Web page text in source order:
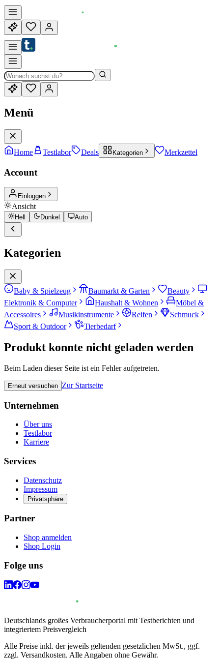
Menü
Home Testlabor Deals Kategorien Merkzettel
Account
Einloggen
Ansicht
Hell Dunkel Auto
Kategorien
Baby & Spielzeug Baumarkt & Garten
Beauty
Elektronik & Computer
Haushalt & Wohnen
Möbel &
Accessoires
Musikinstrumente Reifen
Schmuck
Sport & Outdoor
Tierbedarf
Produkt konnte nicht geladen werden
Beim Laden dieser Seite ist ein Fehler aufgetreten.
Erneut versuchen Zur Startseite
Unternehmen
Über uns
Testlabor
Karriere
Services
Datenschutz
Impressum
Privatsphäre
Partner
Shop anmelden
Shop Login
Folge uns
Deutschlands großes Verbraucherportal mit Testberichten und
integriertem Preisvergleich
Alle Preise inkl. der jeweils geltenden gesetzlichen MwSt., ggf.
zzgl. Versandkosten. Alle Angaben ohne Gewähr.